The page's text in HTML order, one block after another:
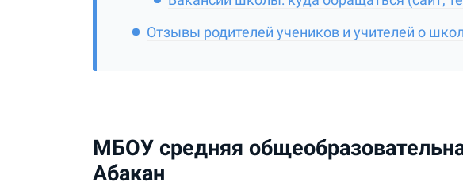
Отзывы родителей учеников и учителей о
МБОУ средняя
Абакан